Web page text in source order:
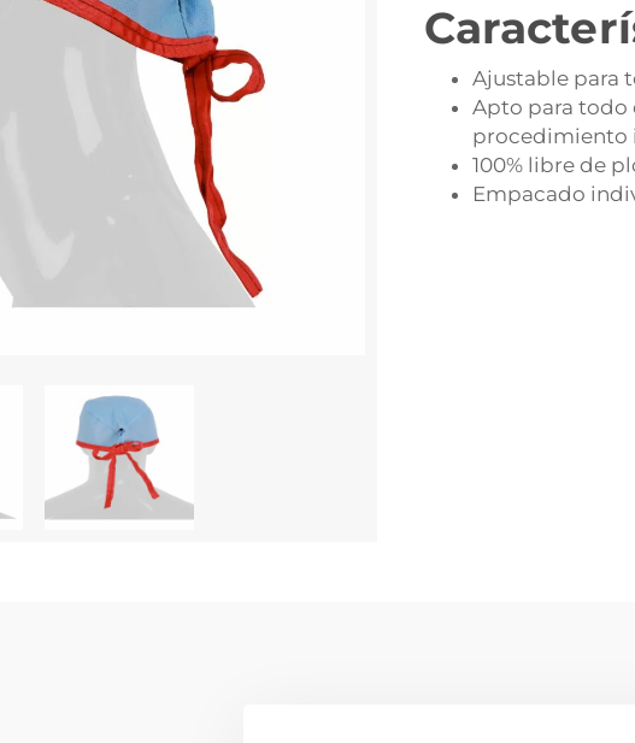
Ajustable para
Apto para todo
procedimiento
100% libre de
Empacado